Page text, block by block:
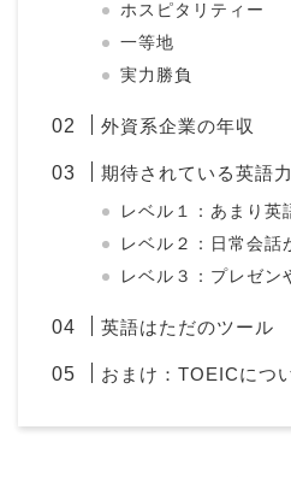
ホスピタリティー
一等地
実力勝負
外資系企業の年収
期待されている英語力
レベル１：あまり英
レベル２：日常会話
レベル３：プレゼン
英語はただのツール
おまけ：TOEICにつ